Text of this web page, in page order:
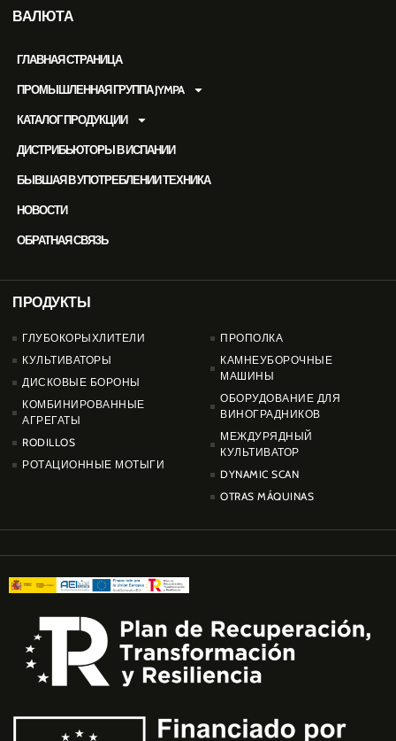
ВАЛЮТА
ГЛАВНАЯ СТРАНИЦА
ПРОМЫШЛЕННАЯ ГРУППА JYMPA
КАТАЛОГ ПРОДУКЦИИ
ДИСТРИБЬЮТОРЫ В ИСПАНИИ
БЫВШАЯ В УПОТРЕБЛЕНИИ ТЕХНИКА
НОВОСТИ
ОБРАТНАЯ СВЯЗЬ
ПРОДУКТЫ
ГЛУБОКОРЫХЛИТЕЛИ
КУЛЬТИВАТОРЫ
ДИСКОВЫЕ БОРОНЫ
КОМБИНИРОВАННЫЕ
АГРЕГАТЫ
RODILLOS
РОТАЦИОННЫЕ МОТЫГИ
ПРОПОЛКА
КАМНЕУБОРОЧНЫЕ
МАШИНЫ
ОБОРУДОВАНИЕ ДЛЯ
ВИНОГРАДНИКОВ
МЕЖДУРЯДНЫЙ
КУЛЬТИВАТОР
DYNAMIC SCAN
OTRAS MÁQUINAS